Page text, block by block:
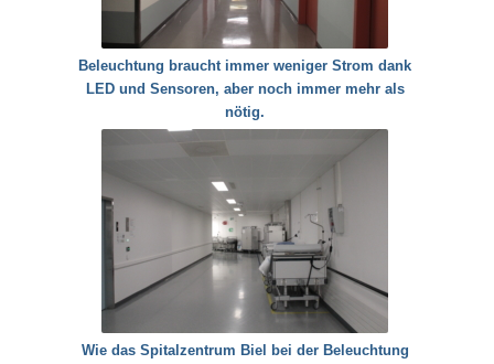
Beleuchtung braucht immer weniger Strom dank
LED und Sensoren, aber noch immer mehr als
nötig.
Wie das Spitalzentrum Biel bei der Beleuchtung